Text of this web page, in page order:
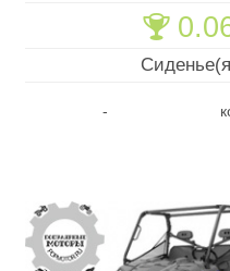
🏆
-